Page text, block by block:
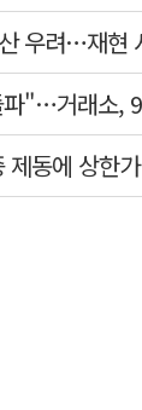
제동에 상한가